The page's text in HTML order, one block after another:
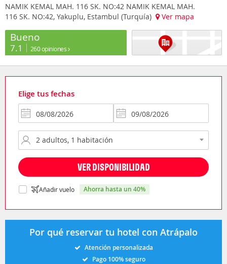
NAMIK KEMAL MAH. 116 SK. NO:42 NAMIK KEMAL MAH.
116 SK. NO:42, Yakuplu, Estambul (Turquía)
Ver mapa
Bueno
7.1 260 opiniones
Elige tus fechas
VER DISPONIBILIDAD
Añadir vuelo ahorra hasta un 40%
Por qué reservar tu hotel con Atrápalo
Atención personalizada
Pago 100% seguro